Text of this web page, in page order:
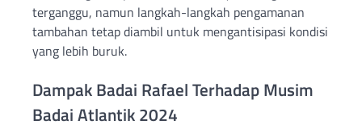
terganggu, namun langkah-langkah pengamanan
tambahan tetap diambil untuk mengantisipasi kondisi
yang lebih buruk.
Dampak Badai Rafael Terhadap Musim
Badai Atlantik 2024